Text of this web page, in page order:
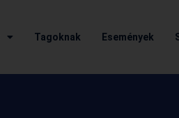
Tagoknak Események